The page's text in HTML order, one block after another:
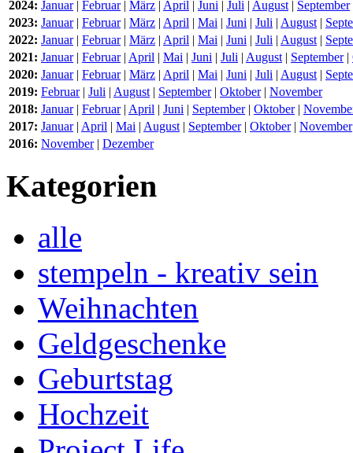
2024: Januar| Februar| März | April | Juni | Juli | August | September
2023: Januar| Februar| März | April | Mai | Juni | Juli | August |
2022: Januar| Februar| März | April | Mai | Juni | Juli | August |
2021: Januar| Februar| April | Mai | Juni | Juli | August | September|
2020: Januar| Februar| März | April | Mai | Juni | Juli | August |
2019: Februar| Juli | August | September| Oktober| November
2018: Januar| Februar| April | Juni | September| Oktober|
2017: Januar| April | Mai | August | September| Oktober| November
2016: November| Dezember
Kategorien
alle
stempeln - kreativ sein
Weihnachten
Geldgeschenke
Geburtstag
Hochzeit